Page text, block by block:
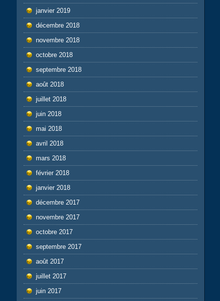
janvier 2019
décembre 2018
novembre 2018
octobre 2018
septembre 2018
août 2018
juillet 2018
juin 2018
mai 2018
avril 2018
mars 2018
février 2018
janvier 2018
décembre 2017
novembre 2017
octobre 2017
septembre 2017
août 2017
juillet 2017
juin 2017